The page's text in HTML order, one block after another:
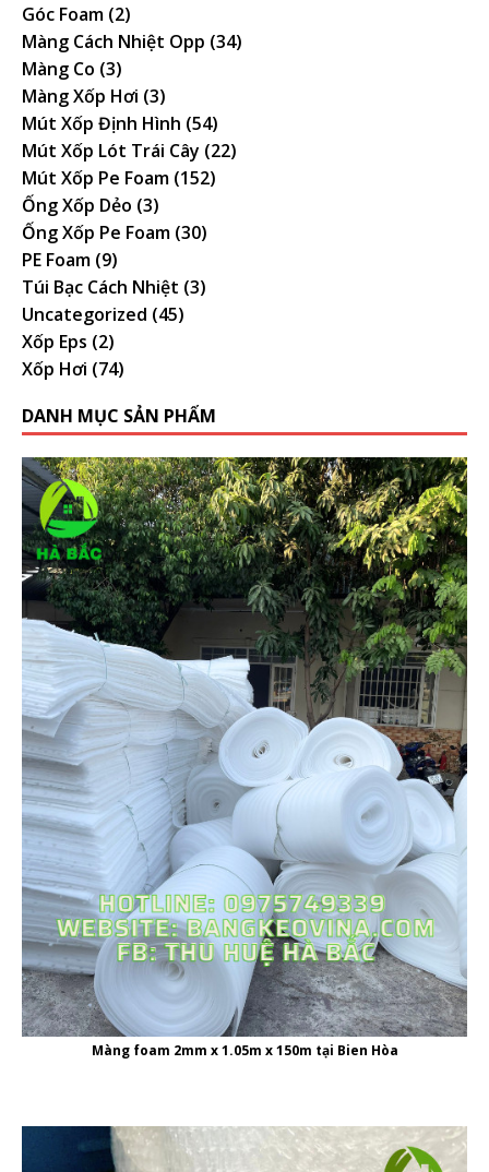
Góc Foam (2)
Màng Cách Nhiệt Opp (34)
Màng Co (3)
Màng Xốp Hơi (3)
Mút Xốp Định Hình (54)
Mút Xốp Lót Trái Cây (22)
Mút Xốp Pe Foam (152)
Ống Xốp Dẻo (3)
Ống Xốp Pe Foam (30)
PE Foam (9)
Túi Bạc Cách Nhiệt (3)
Uncategorized (45)
Xốp Eps (2)
Xốp Hơi (74)
DANH MỤC SẢN PHẨM
Màng foam 2mm x 1.05m x 150m tại Bien Hòa